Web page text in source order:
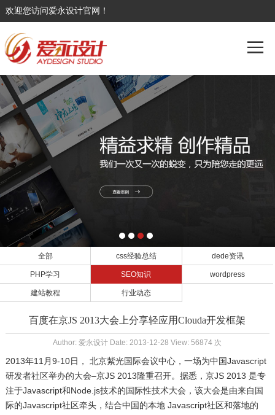
欢迎您访问爱永设计官网！
全部 css经验总结 dede资讯
PHP学习 SEO知识 wordpress
建站教程 行业动态
百度在京JS 2013大会上分享轻应用Clouda开发框架
Author: 爱永设计 Date: 2013-12-28 View: 56874 次
2013年11月9-10日， 北京紫光国际会议中心，一场为中国Javascript
研发者社区举办的大会–京JS 2013隆重召开。据悉，京JS 2013 是专
注于Javascript和Node.js技术的国际性技术大会，该大会是由来自国
际的Javascript社区牵头，结合中国的本地 Javascript社区和落地的